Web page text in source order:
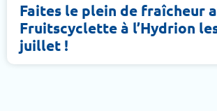
Faites le plein de fraîcheur
Fruitscyclette à l’Hydrion
juillet !